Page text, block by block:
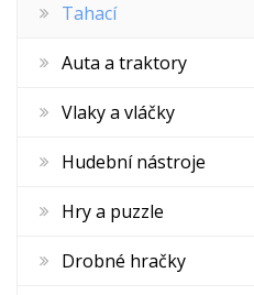
Tahací
Auta a traktory
Vlaky a vláčky
Hudební nástroje
Hry a puzzle
Drobné hračky